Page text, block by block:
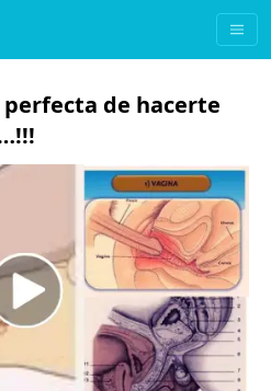
de hacerte